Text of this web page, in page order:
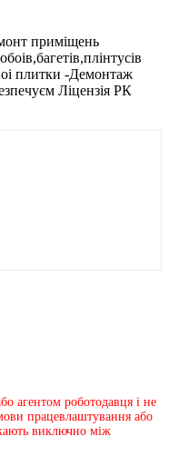
приміщень
плитки -Демонтаж
Ліцензія РК
агентом роботодавця і не
працевлаштування або
виключно між